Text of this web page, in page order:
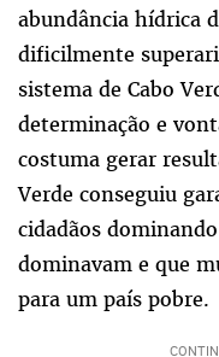
abundância hídrica
dificilmente
sistema de Cabo
determinação e
costuma gerar
Verde conseguiu
cidadãos
dominavam e que
para um país pobre.